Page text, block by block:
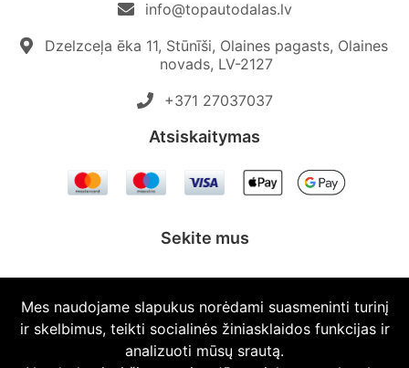
info@topautodalas.lv
Dzelzceļa ēka 11, Stūnīši, Olaines pagasts, Olaines
novads, LV-2127
+371 27037037‬
Atsiskaitymas
Sekite mus
© 2026 Topautodalas.lv Visos teisės saugomos.
Mes naudojame slapukus norėdami suasmeninti turinį
ir skelbimus, teikti socialinės žiniasklaidos funkcijas ir
analizuoti mūsų srautą.